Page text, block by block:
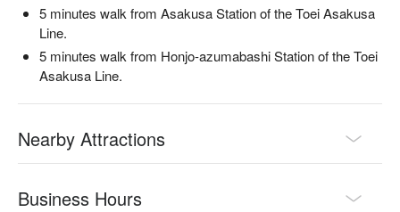
5 minutes walk from Asakusa Station of the Toei Asakusa
Line.
5 minutes walk from Honjo-azumabashi Station of the Toei
Asakusa Line.
Nearby Attractions
Business Hours